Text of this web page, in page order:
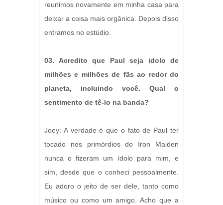
reunimos novamente em minha casa para
deixar a coisa mais orgânica. Depois disso
entramos no estúdio.
03. Acredito que Paul seja idolo de
milhões e milhões de fãs ao redor do
planeta, incluindo você. Qual o
sentimento de tê-lo na banda?
Joey: A verdade é que o fato de Paul ter
tocado nos primórdios do Iron Maiden
nunca o fizeram um ídolo para mim, e
sim, desde que o conheci pessoalmente.
Eu adoro o jeito de ser dele, tanto como
músico ou como um amigo. Acho que a